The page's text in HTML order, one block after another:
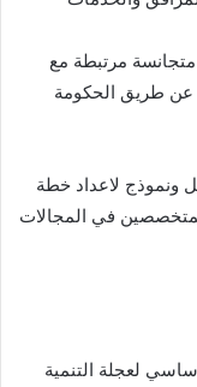
متجانسة مرتبطة مع
عن طريق الحكومة
ونموذج لاعداد خطة
في المجالات
لعجلة التنمية